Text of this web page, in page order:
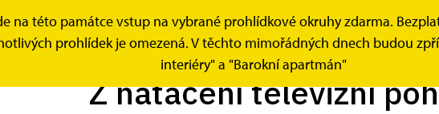
na této památce vstup na vybrané prohlídkové okruhy zdarma.
prohlídek je omezená. V těchto mimořádných dnech budou
interiéry" a "Barokní apartmán"
Z natáčení televizní pohádky
Z natáčení televizní